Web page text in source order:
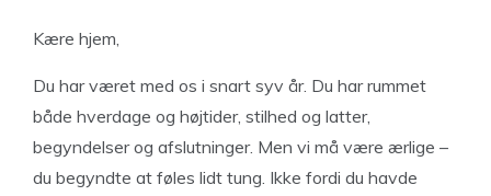
Kære hjem,
Du har været med os i snart syv år. Du har rummet
både hverdage og højtider, stilhed og latter,
begyndelser og afslutninger. Men vi må være ærlige –
du begyndte at føles lidt tung. Ikke fordi du havde